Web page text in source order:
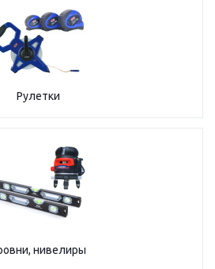
Рулетки
нивелиры